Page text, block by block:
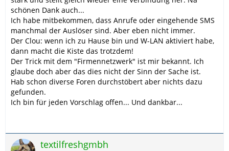
schönen Dank auch...
Ich habe mitbekommen, dass Anrufe oder eingehende SMS
manchmal der Auslöser sind. Aber eben nicht immer.
Der Clou: wenn ich zu Hause bin und W-LAN aktiviert habe,
dann macht die Kiste das trotzdem!
Der Trick mit dem "Firmennetzwerk" ist mir bekannt. Ich
glaube doch aber das dies nicht der Sinn der Sache ist.
Hab schon diverse Foren durchstöbert aber nichts dazu
gefunden.
Ich bin für jeden Vorschlag offen... Und dankbar...
textilfreshgmbh